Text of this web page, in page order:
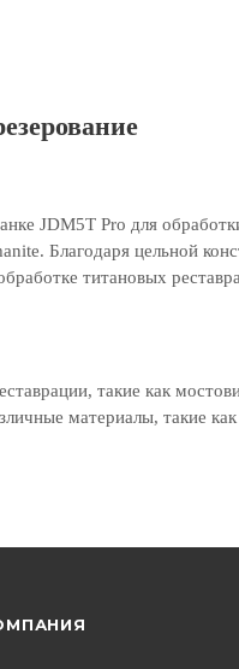
JDM5T Pro для
Благодаря цельной
титановых
такие как
материалы, такие